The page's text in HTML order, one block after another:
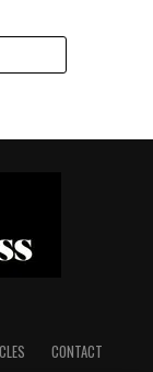
CONTACT